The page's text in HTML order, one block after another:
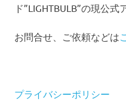
ド”LIGHTBULB”の現公式
お問合せ、ご依頼などは
プライバシーポリシー